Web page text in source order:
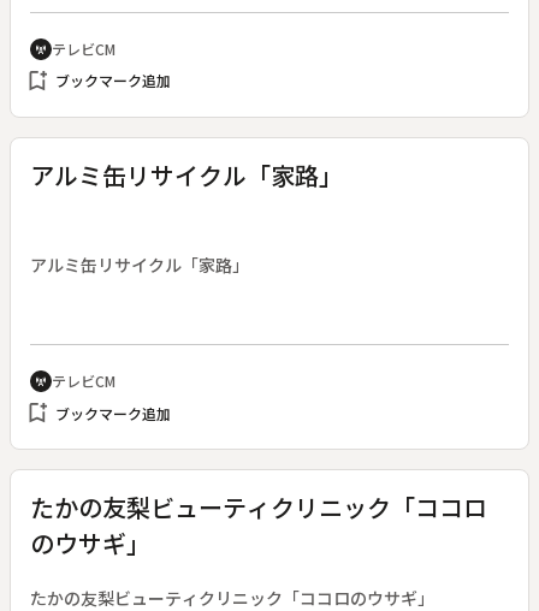
cell_tower テレビCM
bookmark_add ブックマーク追加
アルミ缶リサイクル「家路」
アルミ缶リサイクル「家路」
cell_tower テレビCM
bookmark_add ブックマーク追加
たかの友梨ビューティクリニック「ココロ
のウサギ」
たかの友梨ビューティクリニック「ココロのウサギ」